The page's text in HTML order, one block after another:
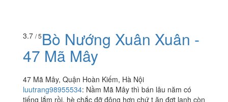
3.7 / 5Bò Nướng Xuân Xuân -
47 Mã Mây
47 Mã Mây, Quận Hoàn Kiếm, Hà Nội
luutrang98955534: Nầm Mã Mây thì bán lâu năm có
tiếng lắm rồi, hè chắc đỡ đông hơn chứ t ăn đợt lạnh còn